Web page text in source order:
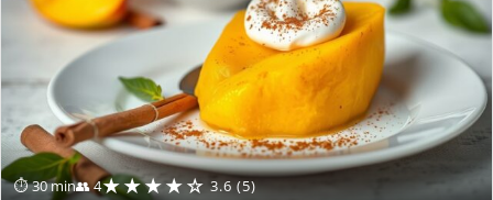
⏱ 30 min👥 4★★★★☆ 3.6 (5)